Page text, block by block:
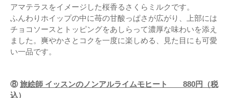
アマテラスをイメージした桜香るさくらミルクです。
ふんわりホイップの中に苺の甘酸っぱさが広がり、上部には
チョコソースとトッピングをあしらって濃厚な味わいを添え
ました。爽やかさとコクを一度に楽しめる、見た目にも可愛
い一品です。
⑧ 旅絵師 イッスンのノンアルライムモヒート 880円（税
込）